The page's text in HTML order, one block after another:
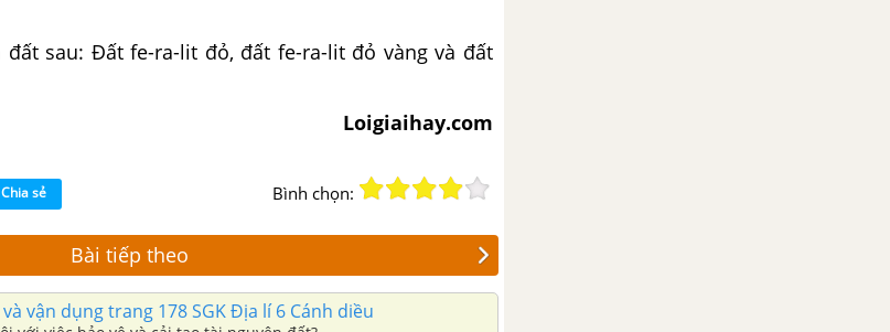
sau: Đất fe-ra-lit đỏ, đất fe-ra-lit đỏ vàng và đất
Loigiaihay.com
Chia sẻ Bình chọn:
Bài tiếp theo
vận dụng trang 178 SGK Địa lí 6 Cánh diều